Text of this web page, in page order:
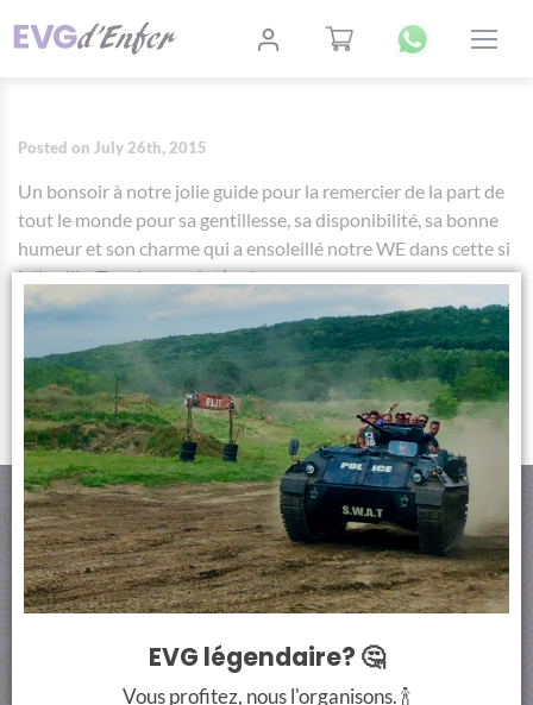
Posted on July 26th, 2015
Un bonsoir à notre jolie guide pour la remercier de la part de
tout le monde pour sa gentillesse, sa disponibilité, sa bonne
humeur et son charme qui a ensoleillé notre WE dans cette si
jolie ville. Tout le monde t’embrasse.
AUTHOR:TITANILLA SZIKRAI
CONTACT
+33 7 66 38 90 00
Conditions Générales
PAIMENT SÉCURISÉ
EVG légendaire? 🤔
Vous profitez, nous l'organisons. 🍾